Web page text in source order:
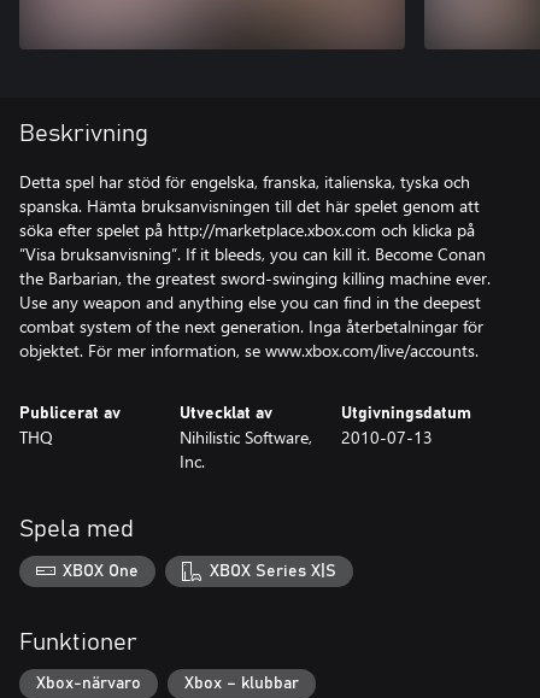
Beskrivning
Detta spel har stöd för engelska, franska, italienska, tyska och
spanska. Hämta bruksanvisningen till det här spelet genom att
söka efter spelet på http://marketplace.xbox.com och klicka på
”Visa bruksanvisning”. If it bleeds, you can kill it. Become Conan
the Barbarian, the greatest sword-swinging killing machine ever.
Use any weapon and anything else you can find in the deepest
combat system of the next generation. Inga återbetalningar för
objektet. För mer information, se www.xbox.com/live/accounts.
Publicerat av
THQ
Utvecklat av
Nihilistic Software,
Inc.
Utgivningsdatum
2010-07-13
Spela med
XBOX One XBOX Series X|S
Funktioner
Xbox-närvaro Xbox – klubbar